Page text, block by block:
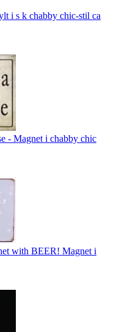
i s k chabby chic-stil ca
- Magnet i chabby chic
with BEER! Magnet i